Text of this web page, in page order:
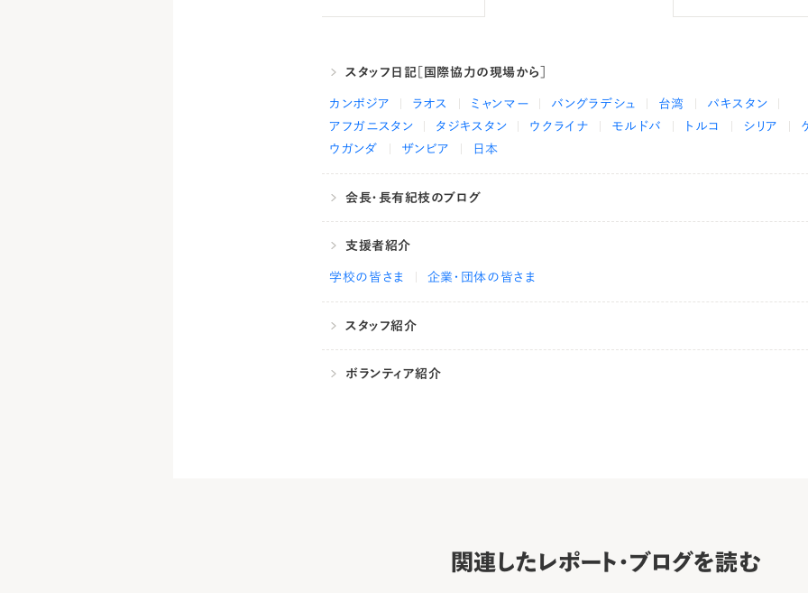
スタッフ日記［国際協力の現場から］
カンボジア
ラオス ミャンマー バングラデシュ 台湾
パキスタン
アフガニスタン
タジキスタン ウクライナ モルドバ トルコ シリア
ウガンダ
ザンビア 日本
会長・長有紀枝のブログ
支援者紹介
学校の皆さま
企業・団体の皆さま
スタッフ紹介
ボランティア紹介
関連したレポート・ブログを読む